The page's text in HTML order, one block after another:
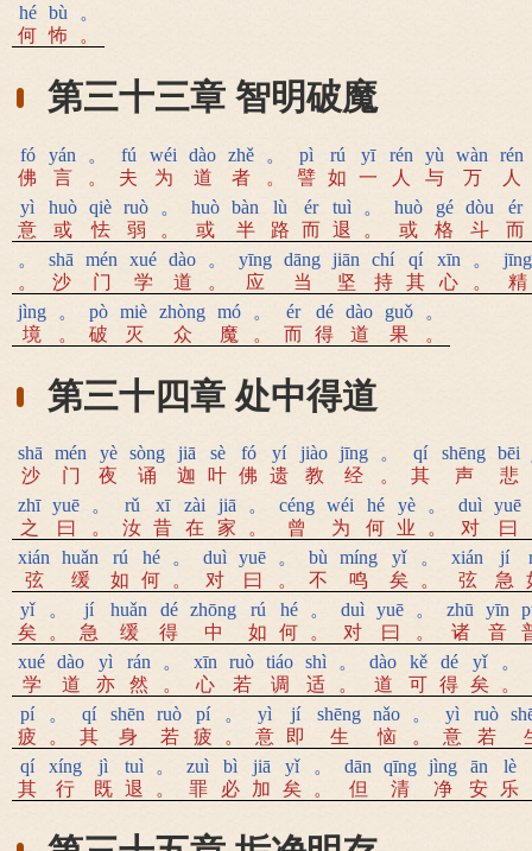
hé
何
bù
怖
。
。
第三十三章 智明破魔
fó
佛
yán
言
。
。
fú
夫
wéi
为
dào
道
zhě
者
。
。
pì
譬
rú
如
yī
一
rén
人
yù
与
wàn
万
rén
人
yì
意
huò
或
qiè
怯
ruò
弱
。
。
huò
或
bàn
半
lù
路
ér
而
tuì
退
。
。
huò
或
gé
格
dòu
斗
ér
而
。
。
shā
沙
mén
门
xué
学
dào
道
。
。
yīng
应
dāng
当
jiān
坚
chí
持
qí
其
xīn
心
。
。
jīng
精
jìng
境
。
。
pò
破
miè
灭
zhòng
众
mó
魔
。
。
ér
而
dé
得
dào
道
guǒ
果
。
。
第三十四章 处中得道
shā
沙
mén
门
yè
夜
sòng
诵
jiā
迦
sè
叶
fó
佛
yí
遗
jiào
教
jīng
经
。
。
qí
其
shēng
声
bēi
悲
zhī
之
yuē
曰
。
。
rǔ
汝
xī
昔
zài
在
jiā
家
。
。
céng
曾
wéi
为
hé
何
yè
业
。
。
duì
对
yuē
曰
xián
弦
huǎn
缓
rú
如
hé
何
。
。
duì
对
yuē
曰
。
。
bù
不
míng
鸣
yǐ
矣
。
。
xián
弦
jí
急
yǐ
矣
。
。
jí
急
huǎn
缓
dé
得
zhōng
中
rú
如
hé
何
。
。
duì
对
yuē
曰
。
。
zhū
诸
yīn
音
xué
学
dào
道
yì
亦
rán
然
。
。
xīn
心
ruò
若
tiáo
调
shì
适
。
。
dào
道
kě
可
dé
得
yǐ
矣
。
。
pí
疲
。
。
qí
其
shēn
身
ruò
若
pí
疲
。
。
yì
意
jí
即
shēng
生
nǎo
恼
。
。
yì
意
ruò
若
qí
其
xíng
行
jì
既
tuì
退
。
。
zuì
罪
bì
必
jiā
加
yǐ
矣
。
。
dān
但
qīng
清
jìng
净
ān
安
lè
乐